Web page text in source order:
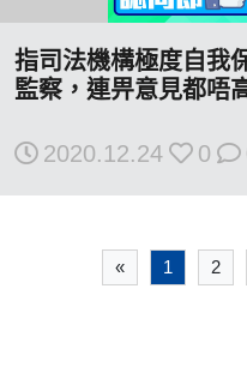
指司法機構極度自我
監察，連畀意見都唔
2020.12.24 0
« 1 2